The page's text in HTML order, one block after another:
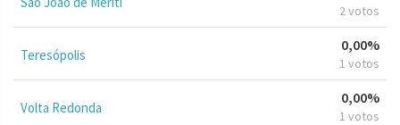
2 votos
Teresópolis
0,00%
1 votos
Volta Redonda
0,00%
1 votos